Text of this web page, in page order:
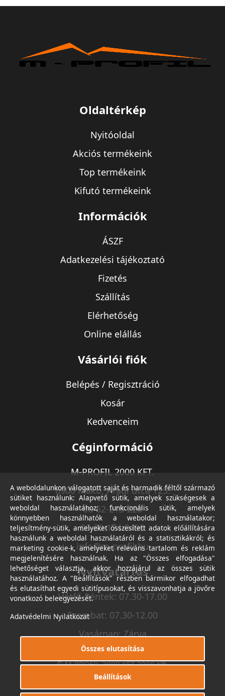
Oldaltérkép
Nyitóoldal
Akciós termékeink
Top termékeink
Kifutó termékeink
Információk
ÁSZF
Adatkezelési tájékoztató
Fizetés
Szállítás
Elérhetőség
Online elállás
Vásárlói fiók
Belépés / Regisztráció
Kosár
Kedvenceim
Céginformáció
M-PROFIL 2000 KFT.
6900 Makó, Aradi utca 125.
06-62-213-220
06-30-174-9490
info@m-profil.hu
Nyitvatartás
Hétfő-Péntek: 07.30-17.00
Szombat: 07.30-12.00
Vasárnap: Zárva
© M-PROFIL 2000 KFT 2000 Kft.
Minden jog fenntartva.
KészítetteI.T.C. Kft.
A weboldalunkon válogatott saját és harmadik féltől származó
sütiket használunk: Alapvető sütik, amelyek szükségesek a
weboldal használatához; funkcionális sütik, amelyek
könnyebben használhatók a weboldal használatakor;
teljesítmény-sütik, amelyeket összesített adatok előállítására
használunk a weboldal használatáról és a statisztikákról; és
marketing cookie-k, amelyeket releváns tartalom és reklám
megjelenítésére használnak. Ha az "Összes elfogadása"
lehetőséget választja, akkor hozzájárul az összes sütik
használatához. A "Beállítások" részben bármikor elfogadhat
és elutasíthat egyedi sütitípusokat, és visszavonhatja a jövőre
vonatkozó beleegyezését.
Adatvédelmi Nyilatkozat
Összes elutasítása
Beállítások